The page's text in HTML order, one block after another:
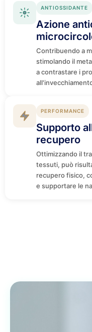
ANTIOSSIDANTE
Azione
Contribuendo a
stimolando il
a contrastare i
PERFORMANCE
Supporto
recupero
Ottimizzando il
tessuti, può
recupero fisico,
e supportare le